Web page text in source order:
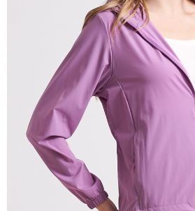
2.基於同意付款使用「大哥付你分期」之契約關
資料（包含姓名、電話或地址）提供予台灣大
由本公司與您本人進行分期帳單所需資料之確認
3.完整用戶服務條款，請詳閱以下連結：https://
※ 交易是否成功請以「AFTEE先享後付 」之結
是否繳費成功／繳費後需取消欲退款等相關疑
https://
【注意事項】
１．透過由恩沛科技股份有限公司提供之「
易，需依本服務之必要範圍內提供個人資料，
權轉讓予恩沛科技股份有限公司。
２．關於個人資料處理事宜，請瀏覽以下網址：
https://aftee.tw/terms/#terms3
３．未成年的使用者請事先徵得法定代理人或監
「AFTEE先享後付」，若未經同意申辦者引起
４．使用「AFTEE先享後付」時，將依據個別
時審查核予不同之上限額度；若仍有額度不足
請求用戶進行身份認證。